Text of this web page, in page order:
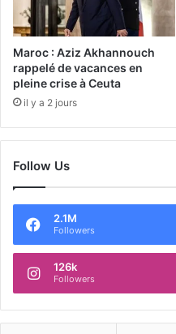
Maroc : Aziz Akhannouch
rappelé de vacances en
pleine crise à Ceuta
il y a 2 jours
Follow Us
2.1M
Followers
126k
Followers